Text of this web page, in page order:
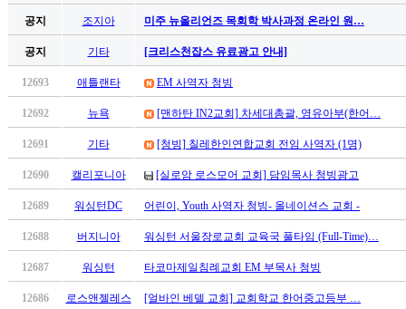
진
24
공지 조지아 미주 뉴올리언즈 목회학 박사과정 온라인 원…
공지 기타 [크리스천잡스 유료광고 안내]
12693 애틀랜타 EM 사역자 청빙
12692 뉴욕 [맨하탄 IN2교회] 차세대총괄, 영유아부(한어…
12691 기타 [청빙] 칠레한인연합교회 전임 사역자 (1명)
12690 캘리포니아 [실로암 로스모어 교회] 담임목사 청빙광고
12689 워싱턴DC 어린이, Youth 사역자 청빙- 올네이션스 교회 -
12688 버지니아 워싱턴 서울장로교회 교육국 풀타임 (Full-Time)…
12687 워싱턴 타코마제일침례교회 EM 부목사 청빙
12686 로스앤젤레스 [얼바인 베델 교회] 교회학교 한어중고등부 …